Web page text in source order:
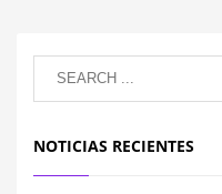
NOTICIAS RECIENTES